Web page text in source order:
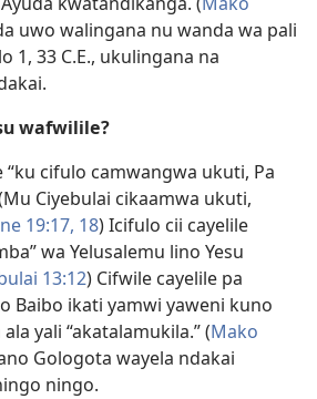
uwo walingana nu wanda wa pali
1, 33 C.E., ukulingana na
wafwilile?
“ku cifulo camwangwa ukuti, Pa
Ciyebulai cikaamwa ukuti,
19:17, 18) Icifulo cii cayelile
wa Yelusalemu lino Yesu
13:12) Cifwile cayelile pa
Baibo ikati yamwi yaweni kuno
yali “akatalamukila.” (Mako
Gologota wayela ndakai
ningo.